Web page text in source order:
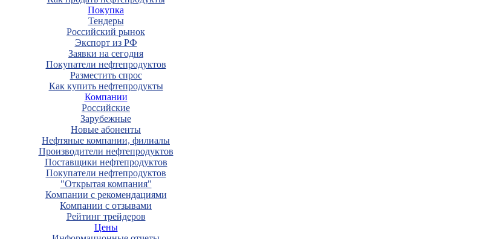
Покупка
Тендеры
Российский рынок
Экспорт из РФ
Заявки на сегодня
Покупатели нефтепродуктов
Разместить спрос
Как купить нефтепродукты
Компании
Российские
Зарубежные
Новые абоненты
Нефтяные компании, филиалы
Производители нефтепродуктов
Поставщики нефтепродуктов
Покупатели нефтепродуктов
"Открытая компания"
Компании с рекомендациями
Компании с отзывами
Рейтинг трейдеров
Цены